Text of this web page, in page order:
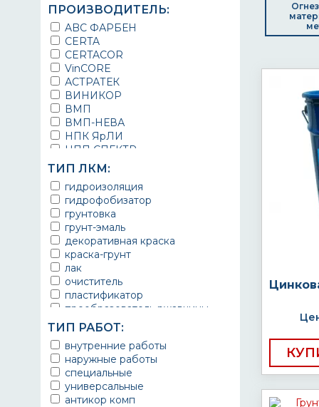
ПРОИЗВОДИТЕЛЬ:
ABC ФАРБЕН
CERTA
CERTACOR
VinCORE
АСТРАТЕК
ВИНИКОР
ВМП
ВМП-НЕВА
НПК ЯрЛИ
НПП СПЕКТР
НПФ ЭМАЛЬ
ТЕРМА
УРЕПЛЕН
ТИП ЛКМ:
гидроизоляция
гидрофобизатор
грунтовка
грунт-эмаль
декоративная краска
краска-грунт
лак
очиститель
пластификатор
преобразователь ржавчины
эмаль
Краска
Покрытие
грунт эмаль
защитное покрытие
ТИП РАБОТ:
внутренние работы
наружные работы
специальные
универсальные
антикор комп